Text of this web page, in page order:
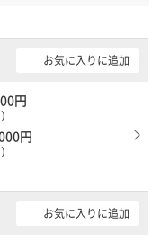
お気に入りに追加
円
円
お気に入りに追加